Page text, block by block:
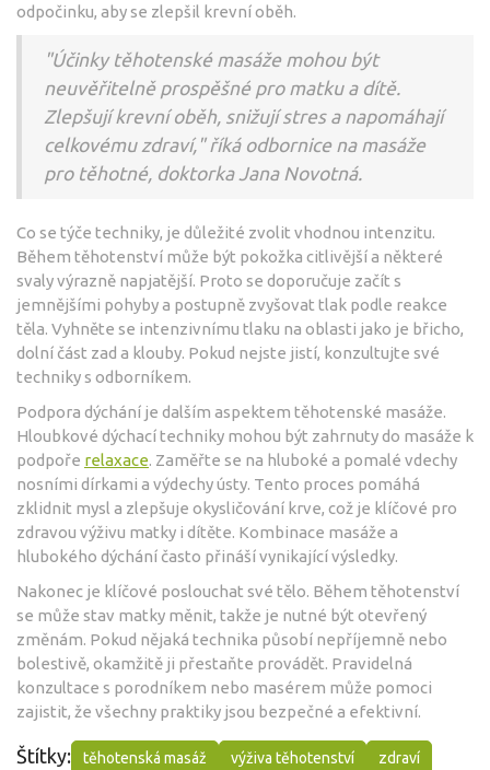
odpočinku, aby se zlepšil krevní oběh.
"Účinky těhotenské masáže mohou být
neuvěřitelně prospěšné pro matku a dítě.
Zlepšují krevní oběh, snižují stres a napomáhají
celkovému zdraví," říká odbornice na masáže
pro těhotné, doktorka Jana Novotná.
Co se týče techniky, je důležité zvolit vhodnou intenzitu.
Během těhotenství může být pokožka citlivější a některé
svaly výrazně napjatější. Proto se doporučuje začít s
jemnějšími pohyby a postupně zvyšovat tlak podle reakce
těla. Vyhněte se intenzivnímu tlaku na oblasti jako je břicho,
dolní část zad a klouby. Pokud nejste jistí, konzultujte své
techniky s odborníkem.
Podpora dýchání je dalším aspektem těhotenské masáže.
Hloubkové dýchací techniky mohou být zahrnuty do masáže k
podpoře relaxace. Zaměřte se na hluboké a pomalé vdechy
nosními dírkami a výdechy ústy. Tento proces pomáhá
zklidnit mysl a zlepšuje okysličování krve, což je klíčové pro
zdravou výživu matky i dítěte. Kombinace masáže a
hlubokého dýchání často přináší vynikající výsledky.
Nakonec je klíčové poslouchat své tělo. Během těhotenství
se může stav matky měnit, takže je nutné být otevřený
změnám. Pokud nějaká technika působí nepříjemně nebo
bolestivě, okamžitě ji přestaňte provádět. Pravidelná
konzultace s porodníkem nebo masérem může pomoci
zajistit, že všechny praktiky jsou bezpečné a efektivní.
Štítky: těhotenská masáž výživa těhotenství zdraví